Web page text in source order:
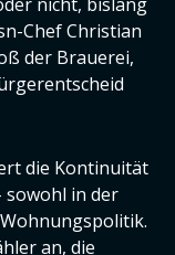
Chef Christian
der Brauerei,
die Kontinuität
sowohl in der
an, die